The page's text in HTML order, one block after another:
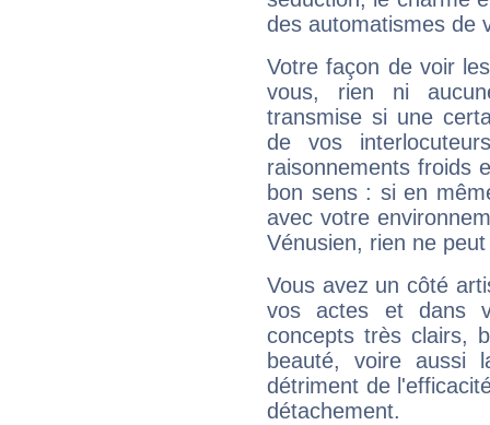
des automatismes de
Votre façon de voir
vous, rien ni
transmise si une
de vos
raisonnements froids
bon sens : si en
avec votre
Vénusien, rien ne
Vous avez un côté
vos actes et dans
concepts très clairs,
beauté, voire aussi
détriment de
détachement.